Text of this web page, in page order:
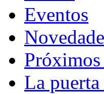
Eventos
La puerta